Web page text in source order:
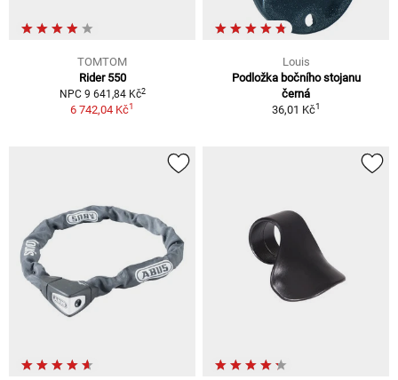
TOMTOM
Rider 550
NPC 9 641,84 Kč2
6 742,04 Kč1
Louis
Podložka bočního stojanu
černá
36,01 Kč1